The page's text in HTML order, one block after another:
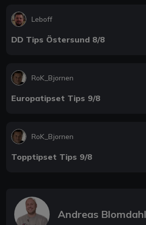
Leboff
DD Tips Östersund 8/8
RoK_Bjornen
Europatipset Tips 9/8
RoK_Bjornen
Topptipset Tips 9/8
Andreas Blomdahl